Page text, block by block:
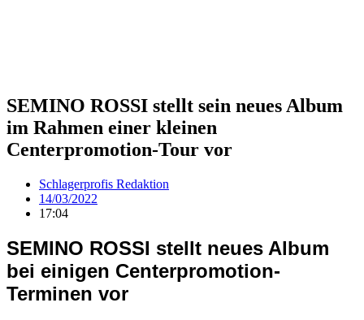
SEMINO ROSSI stellt sein neues Album
im Rahmen einer kleinen
Centerpromotion-Tour vor
Schlagerprofis Redaktion
14/03/2022
17:04
SEMINO ROSSI stellt neues Album
bei einigen Centerpromotion-
Terminen vor